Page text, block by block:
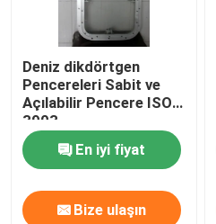
Deniz dikdörtgen
Pencereleri Sabit ve
Açılabilir Pencere ISO
3903
En iyi fiyat
Bize ulaşın